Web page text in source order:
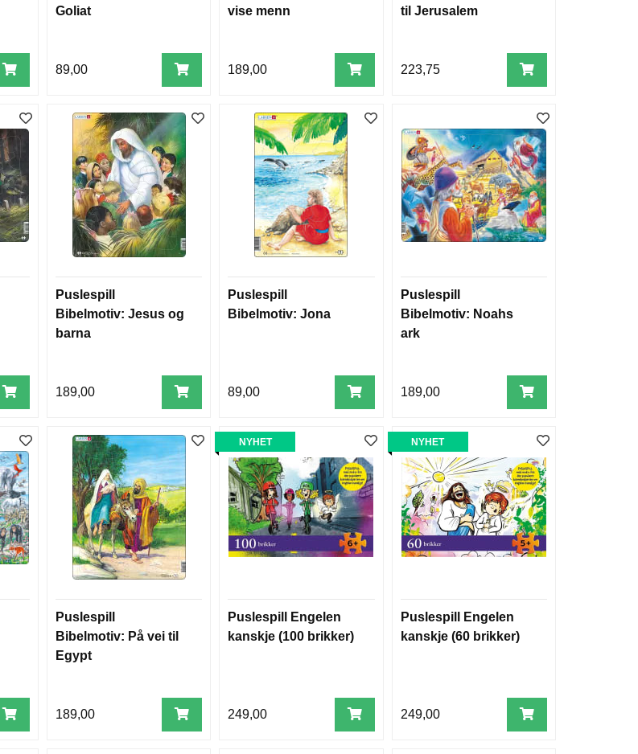
Goliat
89,00
vise menn
189,00
til Jerusalem
223,75
Puslespill
Bibelmotiv: Jesus og
barna
189,00
Puslespill
Bibelmotiv: Jona
89,00
Puslespill
Bibelmotiv: Noahs
ark
189,00
Puslespill
Bibelmotiv: På vei til
Egypt
189,00
NYHET
Puslespill Engelen
kanskje (100 brikker)
249,00
NYHET
Puslespill Engelen
kanskje (60 brikker)
249,00